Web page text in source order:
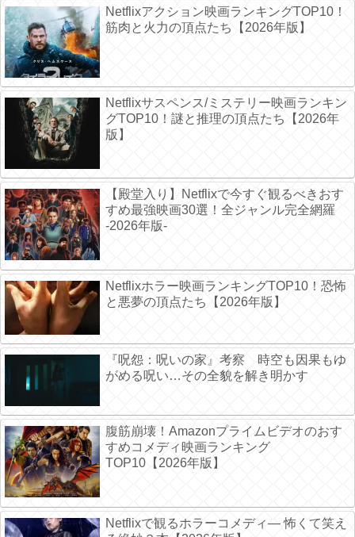
Netflixアクション映画ランキングTOP10！
筋肉と火力の頂点たち【2026年版】
Netflixサスペンス/ミステリー映画ランキン
グTOP10！謎と推理の頂点たち【2026年
版】
【殿堂入り】Netflixで今すぐ観るべきおす
すめ最強映画30選！全ジャンル完全網羅
-2026年版-
Netflixホラー映画ランキングTOP10！恐怖
と悪夢の頂点たち【2026年版】
『呪怨：呪いの家』考察 時空も因果もゆ
がめる呪い…その全貌を解き明かす
腹筋崩壊！Amazonプライムビデオのおす
すめコメディ映画ランキング
TOP10【2026年版】
Netflixで観るホラーコメディ― 怖くて笑え